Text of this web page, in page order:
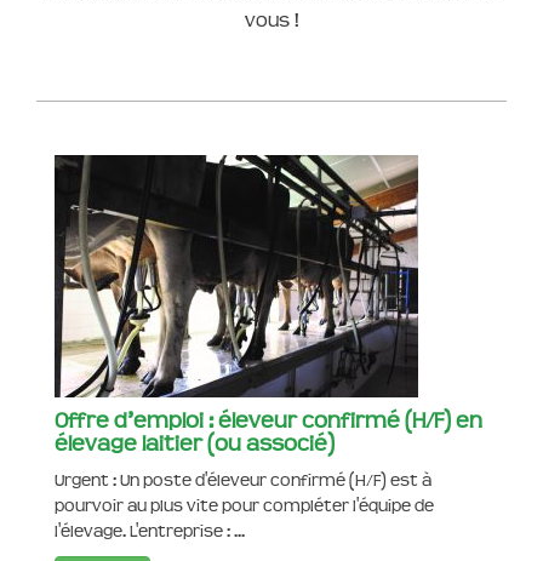
vous !
Offre d’emploi : éleveur confirmé (H/F) en
élevage laitier (ou associé)
Urgent : Un poste d'éleveur confirmé (H/F) est à
pourvoir au plus vite pour compléter l'équipe de
l'élevage. L'entreprise : ...